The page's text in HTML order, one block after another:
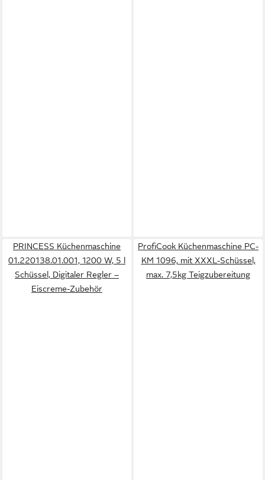
PRINCESS Küchenmaschine
01.220138.01.001, 1200 W, 5 l
Schüssel, Digitaler Regler –
Eiscreme-Zubehör
ProfiCook Küchenmaschine PC-
KM 1096, mit XXXL-Schüssel,
max. 7,5kg Teigzubereitung